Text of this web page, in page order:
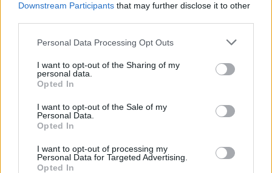
Downstream Participants that may further disclose it to other
Personal Data Processing Opt Outs
I want to opt-out of the Sharing of my
personal data.
Opted In
I want to opt-out of the Sale of my
Personal Data.
Opted In
I want to opt-out of processing my
Personal Data for Targeted Advertising.
Opted In